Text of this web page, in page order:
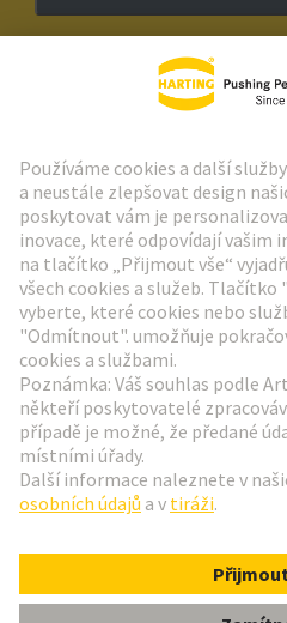
Zpravodaj HARTING
Přejít na registraci
Social Media
Česká republika
© Technologická skupina HARTING